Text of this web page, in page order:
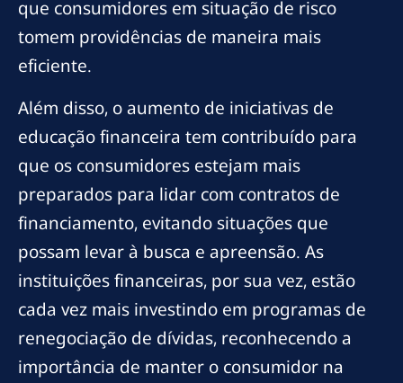
que consumidores em situação de risco
tomem providências de maneira mais
eficiente.
Além disso, o aumento de iniciativas de
educação financeira tem contribuído para
que os consumidores estejam mais
preparados para lidar com contratos de
financiamento, evitando situações que
possam levar à busca e apreensão. As
instituições financeiras, por sua vez, estão
cada vez mais investindo em programas de
renegociação de dívidas, reconhecendo a
importância de manter o consumidor na